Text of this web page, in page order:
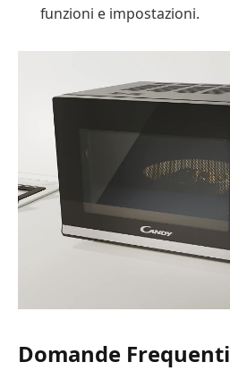
funzioni e impostazioni.
Domande Frequenti